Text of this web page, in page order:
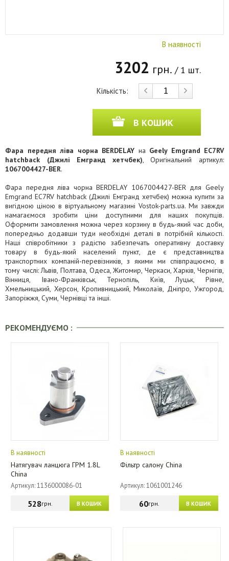
В наявності
3202 грн. / 1 шт.
Кількість:
В КОШИК
Фара передня ліва чорна BERDELAY на Geely Emgrand EC7RV
hatchback (Джилі Емгранд хетчбек), Оригінальний артикул:
1067004427-BER.
Фара передня ліва чорна BERDELAY 1067004427-BER для Geely
Emgrand EC7RV hatchback (Джилі Емгранд хетчбек) можна купити за
вигідною ціною в віртуальному магазині Vostok-parts.ua. Ми завжди
намагаємося зробити ціни доступними для наших покупців.
Оформити замовлення можна через корзину в будь-який час доби,
попередньо додавши туди необхідні деталі в потрібній кількості.
Наші співробітники з радістю забезпечать оперативну доставку
товару в будь-який населений пункт, де є представництва
транспортних компаній-перевізників, з якими ми співпрацюємо, в
тому числі: Львів, Полтава, Одеса, Житомир, Черкаси, Харків, Чернігів,
Вінниця, Івано-Франківськ, Тернопіль, Київ, Луцьк, Рівне,
Хмельницький, Херсон, Кропивницький, Миколаїв, Дніпро, Ужгород,
Запоріжжя, Суми, Чернівці та інші.
РЕКОМЕНДУЄМО :
В наявності
Натягувач ланцюга ГРМ 1.8L
China
Артикул: 1136000086-01
В КОШИК
528грн.
В наявності
Фільтр салону China
Артикул: 1061001246
В КОШИК
60грн.